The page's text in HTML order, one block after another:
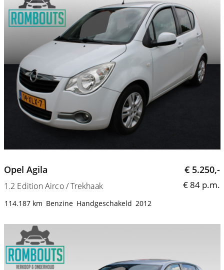
Opel Agila
1.2 Edition Airco / Trekhaak
€ 5.250,-
€ 84 p.m.
114.187 km Benzine Handgeschakeld 2012